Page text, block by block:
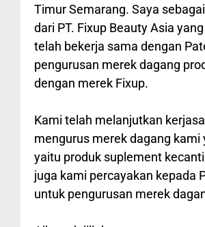
Timur Semarang. Saya
dari PT. Fixup Beauty Asia
telah bekerja sama dengan
pengurusan merek dagang
dengan merek Fixup.
Kami telah melanjutkan
mengurus merek dagang kami
yaitu produk suplement
juga kami percayakan kepada
untuk pengurusan merek